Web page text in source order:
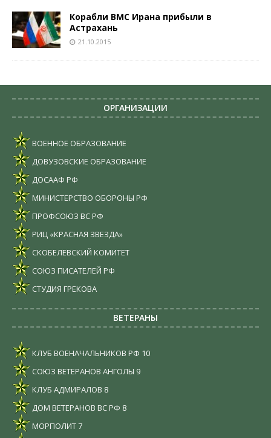
Корабли ВМС Ирана прибыли в
Астрахань
21.10.2015
ОРГАНИЗАЦИИ
ВОЕННОЕ ОБРАЗОВАНИЕ
ДОВУЗОВСКИЕ ОБРАЗОВАНИЕ
ДОСААФ РФ
МИНИСТЕРСТВО ОБОРОНЫ РФ
ПРОФСОЮЗ ВС РФ
РИЦ «КРАСНАЯ ЗВЕЗДА»
СКОБЕЛЕВСКИЙ КОМИТЕТ
СОЮЗ ПИСАТЕЛЕЙ РФ
СТУДИЯ ГРЕКОВА
ВЕТЕРАНЫ
КЛУБ ВОЕНАЧАЛЬНИКОВ РФ 10
СОЮЗ ВЕТЕРАНОВ АНГОЛЫ 9
КЛУБ АДМИРАЛОВ 8
ДОМ ВЕТЕРАНОВ ВС РФ 8
МОРПОЛИТ7